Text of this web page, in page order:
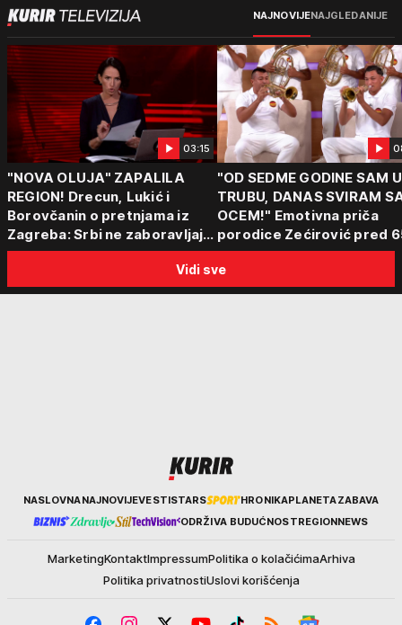
NAJNOVIJENAJGLEDANIJE
03:15
"NOVA OLUJA" ZAPALILA
REGION! Drecun, Lukić i
Borovčanin o pretnjama iz
Zagreba: Srbi ne zaboravljaju
progon
"OD SEDME GODINE SAM
TRUBU, DANAS SVIRAM
OCEM!" Emotivna priča
porodice Zećirović pred
Sabor trubača u Guči
Vidi sve
KurirNASLOVNANAJNOVIJEVESTISTARS HRONIKAPLANETAZABAVA
ODRŽIVA BUDUĆNOSTREGIONNEWS
MarketingKontaktImpressumPolitika o kolačićimaArhiva
Politika privatnostiUslovi korišćenja